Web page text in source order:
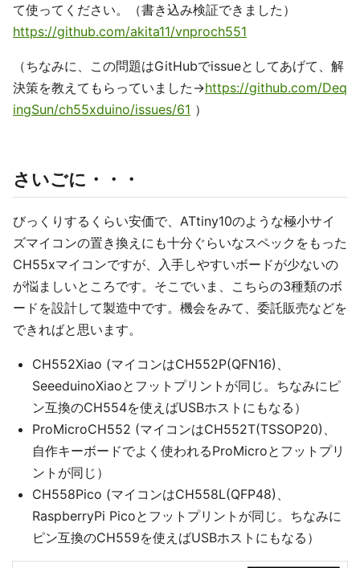
て使ってください。（書き込み検証できました）
https://github.com/akita11/vnproch551
（ちなみに、この問題はGitHubでissueとしてあげて、解
決策を教えてもらっていました→https://github.com/Deq
ingSun/ch55xduino/issues/61 ）
さいごに・・・
びっくりするくらい安価で、ATtiny10のような極小サイ
ズマイコンの置き換えにも十分ぐらいなスペックをもった
CH55xマイコンですが、入手しやすいボードが少ないの
が悩ましいところです。そこでいま、こちらの3種類のボ
ードを設計して製造中です。機会をみて、委託販売などを
できればと思います。
CH552Xiao (マイコンはCH552P(QFN16)、
SeeeduinoXiaoとフットプリントが同じ。ちなみにピ
ン互換のCH554を使えばUSBホストにもなる）
ProMicroCH552 (マイコンはCH552T(TSSOP20)、
自作キーボードでよく使われるProMicroとフットプリ
ントが同じ）
CH558Pico (マイコンはCH558L(QFP48)、
RaspberryPi Picoとフットプリントが同じ。ちなみに
ピン互換のCH559を使えばUSBホストにもなる）